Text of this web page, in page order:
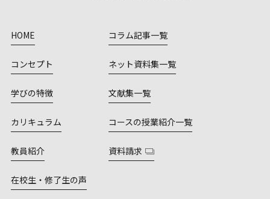
HOME
コンセプト
学びの特徴
カリキュラム
教員紹介
在校生・修了生の声
コラム記事一覧
ネット資料集一覧
文献集一覧
コースの授業紹介一覧
資料請求